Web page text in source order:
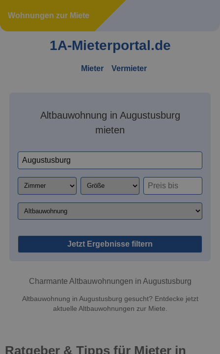
Wohnungen zur Miete
1A-Mieterportal.de
Mieter Vermieter
Altbauwohnung in Augustusburg
mieten
Jetzt Ergebnisse filtern
Charmante Altbauwohnungen in Augustusburg
Altbauwohnung in Augustusburg gesucht? Entdecke jetzt
aktuelle Altbauwohnungen zur Miete.
Ratgeber & Tipps für Mieter in